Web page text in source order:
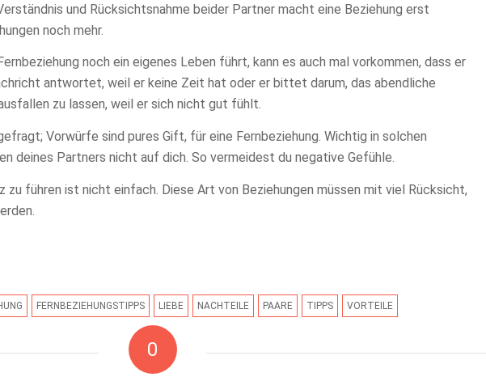
und Rücksichtsnahme beider Partner macht eine Beziehung erst
noch mehr.
noch ein eigenes Leben führt, kann es auch mal vorkommen, dass er
antwortet, weil er keine Zeit hat oder er bittet darum, das abendliche
zu lassen, weil er sich nicht gut fühlt.
Vorwürfe sind pures Gift, für eine Fernbeziehung. Wichtig in solchen
deines Partners nicht auf dich. So vermeidest du negative Gefühle.
zu führen ist nicht einfach. Diese Art von Beziehungen müssen mit viel Rücksicht,
FERNBEZIEHUNGSTIPPS LIEBE NACHTEILE PAARE TIPPS VORTEILE
0